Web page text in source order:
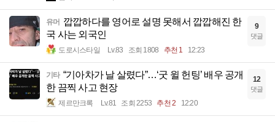
유머 깝깝하다를 영어로 설명 못해서 깝깝해진 한
국 사는 외국인
도로시스타일 Lv.83 조회 1808 추천 1 12:23
9
댓글
기타 “기아차가 날 살렸다”…‘굿 윌 헌팅’ 배우 공개
한 끔찍 사고 현장
제르만크록 Lv.81 조회 2253 추천 2 12:20
12
댓글